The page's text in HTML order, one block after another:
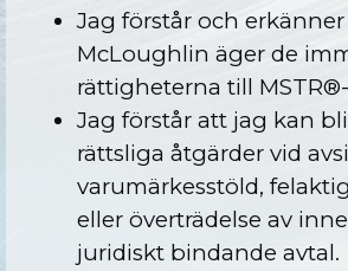
Jag förstår och
McLoughlin äger de
rättigheterna till
Jag förstår att jag kan
rättsliga åtgärder vid
varumärkesstöld,
eller överträdelse av
juridiskt bindande avtal.